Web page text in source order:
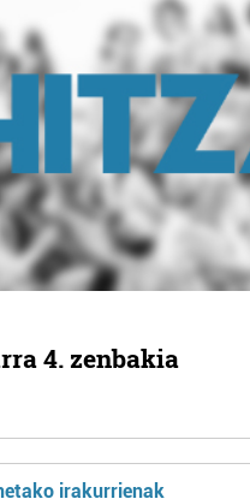
4. zenbakia
irakurrienak